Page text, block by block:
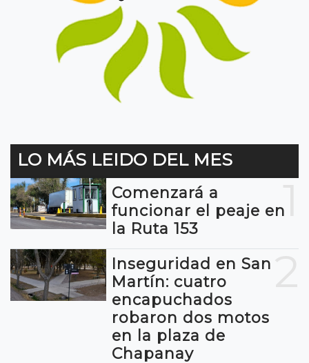
LO MÁS LEIDO DEL MES
1
Comenzará a
funcionar el peaje en
la Ruta 153
Inseguridad en San
Martín: cuatro
encapuchados
robaron dos motos
en la plaza de
Chapanay